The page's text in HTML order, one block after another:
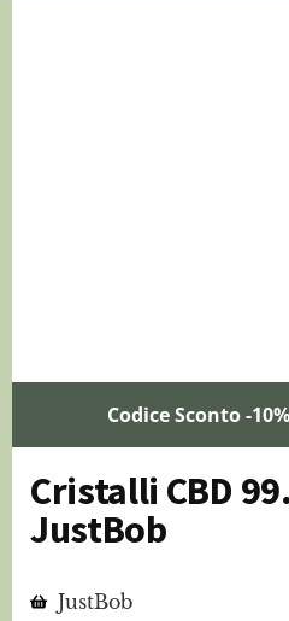
Codice Sconto -
Cristalli CBD
JustBob
JustBob